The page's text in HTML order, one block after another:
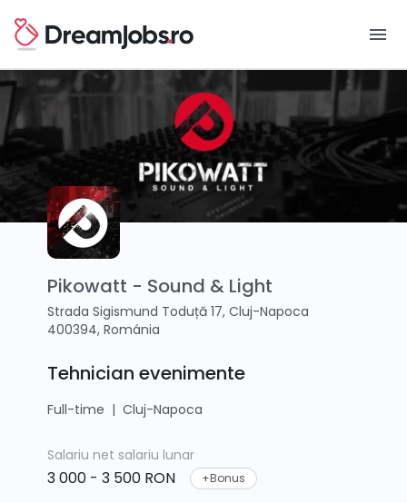
menu
Pikowatt - Sound & Light
Strada Sigismund Toduță 17, Cluj-Napoca
400394, Románia
Tehnician evenimente
Full-time | Cluj-Napoca
Salariu net salariu lunar
3 000 - 3 500 RON +Bonus